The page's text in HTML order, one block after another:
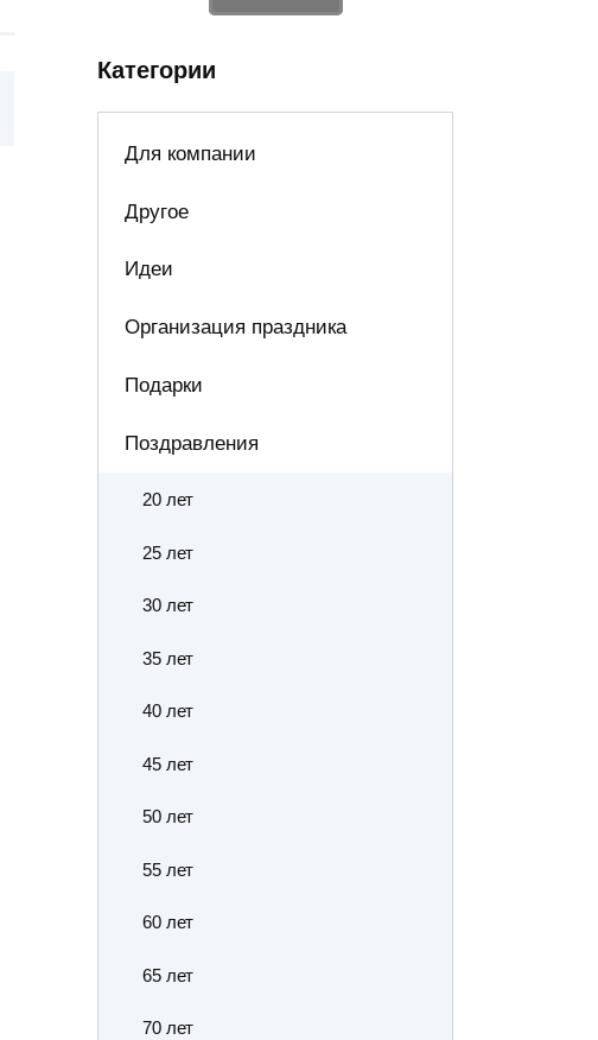
Категории
Для компании
Другое
Идеи
Организация праздника
Подарки
Поздравления
20 лет
25 лет
30 лет
35 лет
40 лет
45 лет
50 лет
55 лет
60 лет
65 лет
70 лет